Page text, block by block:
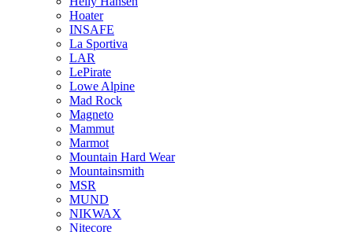
Hoater
INSAFE
La Sportiva
LAR
LePirate
Lowe Alpine
Mad Rock
Magneto
Mammut
Marmot
Mountain Hard Wear
Mountainsmith
MSR
MUND
NIKWAX
Nitecore